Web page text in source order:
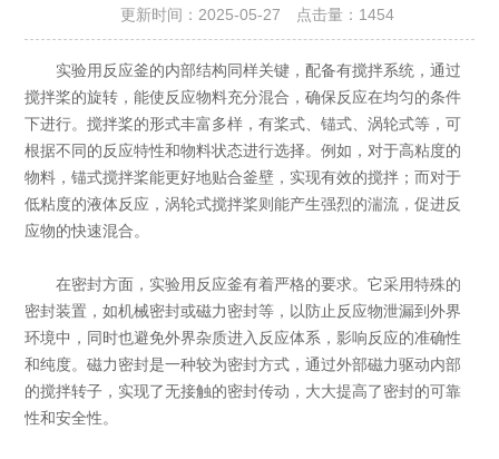
更新时间：2025-05-27 点击量： 1454
实验用反应釜的内部结构同样关键，配备有搅拌系统，通过
搅拌桨的旋转，能使反应物料充分混合，确保反应在均匀的条件
下进行。搅拌桨的形式丰富多样，有桨式、锚式、涡轮式等，可
根据不同的反应特性和物料状态进行选择。例如，对于高粘度的
物料，锚式搅拌桨能更好地贴合釜壁，实现有效的搅拌；而对于
低粘度的液体反应，涡轮式搅拌桨则能产生强烈的湍流，促进反
应物的快速混合。
在密封方面，实验用反应釜有着严格的要求。它采用特殊的
密封装置，如机械密封或磁力密封等，以防止反应物泄漏到外界
环境中，同时也避免外界杂质进入反应体系，影响反应的准确性
和纯度。磁力密封是一种较为密封方式，通过外部磁力驱动内部
的搅拌转子，实现了无接触的密封传动，大大提高了密封的可靠
性和安全性。